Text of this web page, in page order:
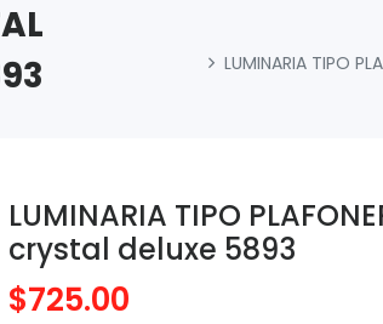
LUMINARIA TIPO
LUMINARIA TIPO
crystal deluxe 5893
$725.00